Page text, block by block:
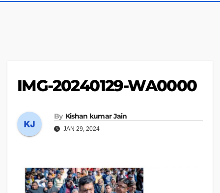
IMG-20240129-WA0000
By Kishan kumar Jain
JAN 29, 2024